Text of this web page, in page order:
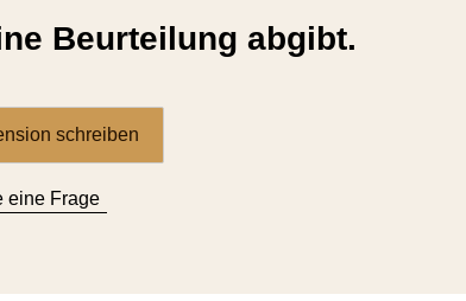
Beurteilung abgibt.
schreiben
eine Frage